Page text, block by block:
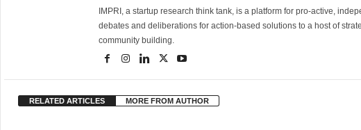
IMPRI, a startup research think tank, is a platform for pro-active,
debates and deliberations for action-based solutions to a host of
community building.
RELATED ARTICLES MORE FROM AUTHOR